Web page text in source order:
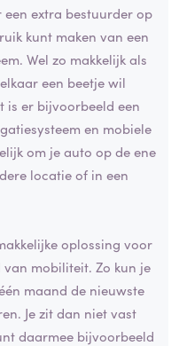
extra bestuurder op
kunt maken van een
Wel zo makkelijk als
een beetje wil
is er bijvoorbeeld een
en mobiele
om je auto op de ene
locatie of in een
oplossing voor
mobiliteit. Zo kun je
maand de nieuwste
Je zit dan niet vast
daarmee bijvoorbeeld